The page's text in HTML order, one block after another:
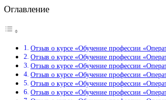
Оглавление
Отзыв о курсе «Обучение профессии
Отзыв о курсе «Обучение профессии
Отзыв о курсе «Обучение профессии
Отзыв о курсе «Обучение профессии
Отзыв о курсе «Обучение профессии
Отзыв о курсе «Обучение профессии